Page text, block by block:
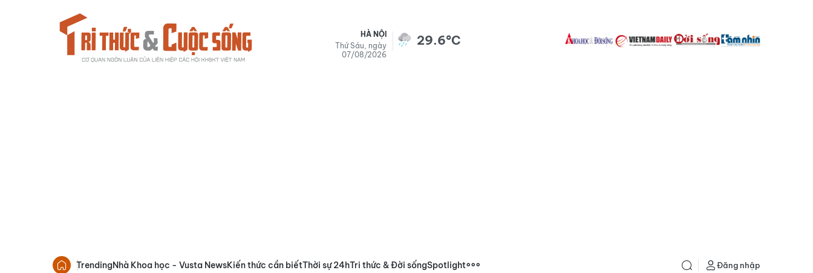
HÀ NỘI
Thứ Sáu, ngày
07/08/2026
29.6°C
TrendingNhà Khoa học - Vusta NewsKiến thức cần biếtThời sự 24hTri thức & Đời sốngSpotlight Đăng nhập